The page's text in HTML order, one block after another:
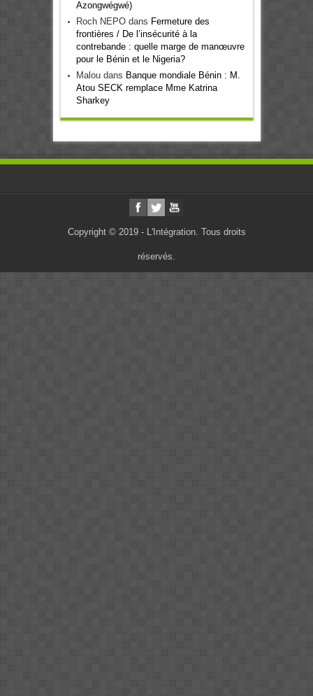
Azongwégwé)
Roch NEPOdans Fermeture des
frontières / De l’insécurité à la
contrebande : quelle marge de manœuvre
pour le Bénin et le Nigeria?
Maloudans Banque mondiale Bénin : M.
Atou SECK remplace Mme Katrina
Sharkey
Copyright © 2019 - L'Intégration. Tous droits
réservés.